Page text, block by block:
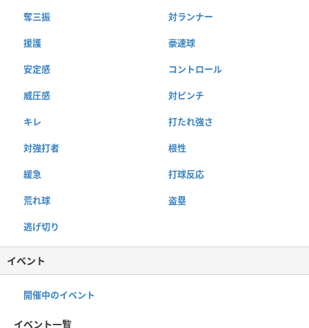
奪三振 対ランナー
援護 豪速球
安定感 コントロール
威圧感 対ピンチ
キレ 打たれ強さ
対強打者 根性
緩急 打球反応
荒れ球 盗塁
逃げ切り
イベント
開催中のイベント
イベント一覧